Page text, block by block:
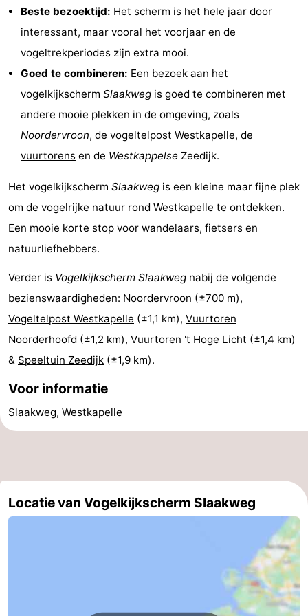
Nieuws
Zeeland
Duiveland
Renesse
-
Brouwershaven
Bruinisse
-
Zierikzee
-
Kop
-
Beste bezoektijd: Het scherm is het hele jaar door
interessant, maar vooral het voorjaar en de
vogeltrekperiodes zijn extra mooi.
Goed te combineren: Een bezoek aan het
vogelkijkscherm Slaakweg is goed te combineren met
andere mooie plekken in de omgeving, zoals
Noordervroon, de vogeltelpost Westkapelle, de
vuurtorens en de Westkappelse Zeedijk.
Het vogelkijkscherm Slaakweg is een kleine maar fijne plek
om de vogelrijke natuur rond Westkapelle te ontdekken.
Een mooie korte stop voor wandelaars, fietsers en
natuurliefhebbers.
Verder is Vogelkijkscherm Slaakweg nabij de volgende
bezienswaardigheden: Noordervroon (±700 m),
Vogeltelpost Westkapelle (±1,1 km), Vuurtoren
Noorderhoofd (±1,2 km), Vuurtoren 't Hoge Licht (±1,4 km)
& Speeltuin Zeedijk (±1,9 km).
Voor informatie
Slaakweg, Westkapelle
Locatie van Vogelkijkscherm Slaakweg